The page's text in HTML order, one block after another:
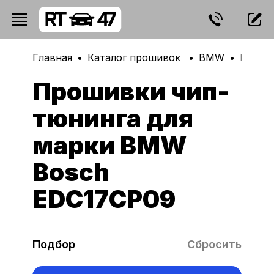
Главная Каталог прошивок BMW Bosch
Прошивки чип-
тюнинга для
марки BMW
Bosch
EDC17CP09
Подбор Сбросить